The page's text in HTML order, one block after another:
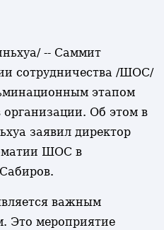
-- Саммит
сотрудничества /ШОС/
этапом
организации. Об этом в
заявил директор
ШОС в
важным
Это мероприятие